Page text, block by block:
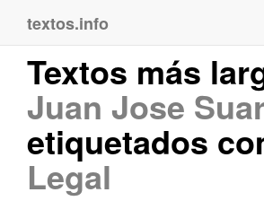
textos.info
Textos más
Juan Jose
etiquetados
Legal